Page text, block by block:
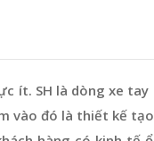
ít. SH là dòng xe tay
vào đó là thiết kế